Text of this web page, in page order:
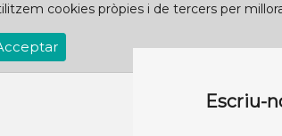
cookies pròpies i de tercers per
Escriu-